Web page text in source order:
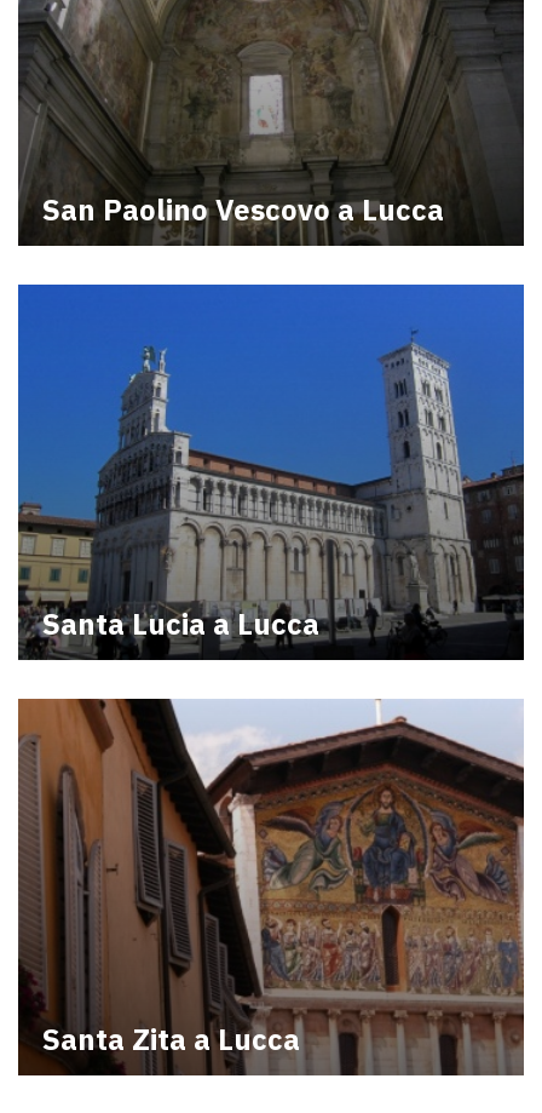
San Paolino Vescovo a Lucca
Santa Lucia a Lucca
Santa Zita a Lucca